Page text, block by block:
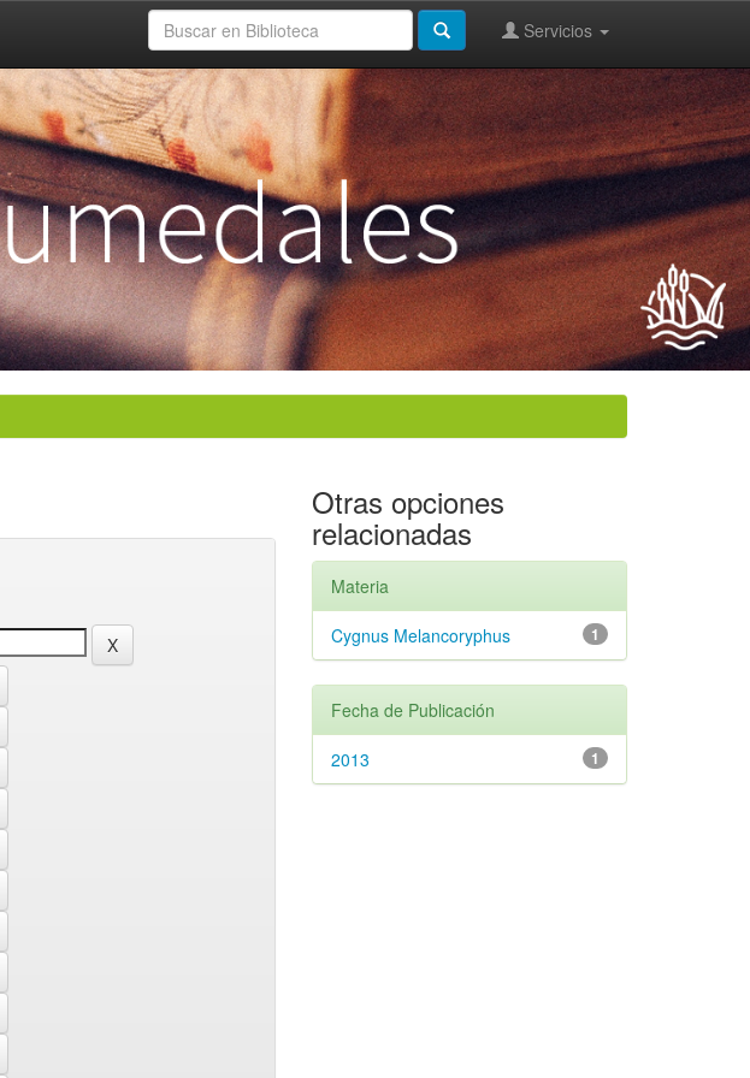
Servicios
Otras opciones
relacionadas
Materia
1
Cygnus Melancoryphus
Fecha de Publicación
1
2013